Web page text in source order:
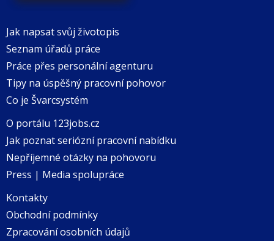
Jak napsat svůj životopis
Seznam úřadů práce
Práce přes personální agenturu
Tipy na úspěšný pracovní pohovor
Co je Švarcsystém
O portálu 123jobs.cz
Jak poznat seriózní pracovní nabídku
Nepříjemné otázky na pohovoru
Press | Media spolupráce
Kontakty
Obchodní podmínky
Zpracování osobních údajů